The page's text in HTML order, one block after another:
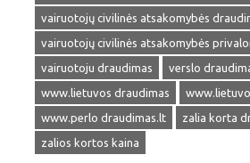
vairuotojų civilinės atsakomybės
vairuotojų civilinės atsakomybės
vairuotoju draudimas
verslo
www.lietuvos draudimas
www.perlo draudimas.lt
zalia korta
zalios kortos kaina